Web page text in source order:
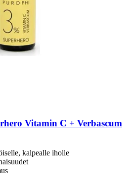
Vitamin C + Verbascum
kalpealle iholle